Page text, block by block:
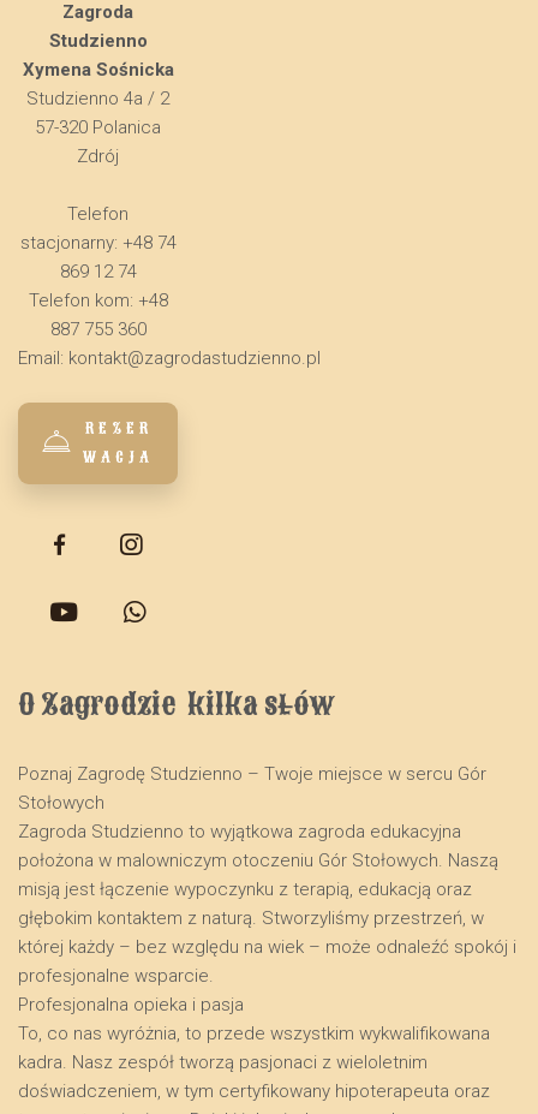
O Zagrodzie  kilka słów
Poznaj Zagrodę Studzienno – Twoje miejsce w sercu Gór
Stołowych
​Zagroda Studzienno to wyjątkowa zagroda edukacyjna
położona w malowniczym otoczeniu Gór Stołowych. Naszą
misją jest łączenie wypoczynku z terapią, edukacją oraz
głębokim kontaktem z naturą. Stworzyliśmy przestrzeń, w
której każdy – bez względu na wiek – może odnaleźć spokój i
profesjonalne wsparcie.
​Profesjonalna opieka i pasja
​To, co nas wyróżnia, to przede wszystkim wykwalifikowana
kadra. Nasz zespół tworzą pasjonaci z wieloletnim
doświadczeniem, w tym certyfikowany hipoterapeuta oraz
Zagroda
Studzienno
Xymena Sośnicka
Studzienno 4a / 2
57-320 Polanica
Zdrój
Telefon
stacjonarny: +48 74
869 12 74
Telefon kom: +48
887 755 360
Email: kontakt@zagrodastudzienno.pl
REZER
WACJA